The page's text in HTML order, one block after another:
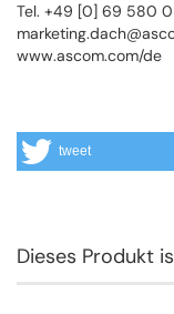
Tel. +49 [0] 69 580
www.ascom.com/de
tweet
Dieses Produkt